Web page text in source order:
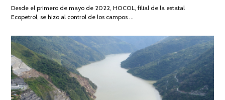
2026
Desde el primero de mayo de 2022, HOCOL, filial de la estatal
Ecopetrol, se hizo al control de los campos …